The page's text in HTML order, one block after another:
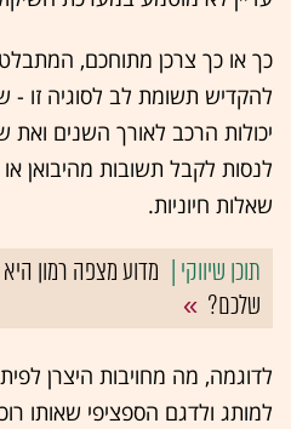
כך או כך צרכן מתוחכם,
להקדיש תשומת לב לסוגיה זו -
יכולות הרכב לאורך השנים
לנסות לקבל תשובות מהיבואן
שאלות חיוניות.
מדוע מצפה רמון
שלכם?
לדוגמה, מה מחויבות היצרן
למותג ולדגם הספציפי שאותו